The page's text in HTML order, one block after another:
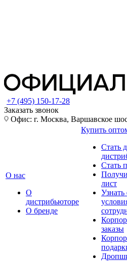
+7 (495) 150-17-28
Заказать звонок
Офис: г. Москва, Варшавское
О нас
О
дистрибьюторе
О бренде
Купить
Стать
Стать
лист
Узнать
заказы